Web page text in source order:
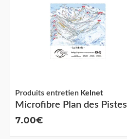
Microfibre Plan des Pistes
Produits entretien Kelnet
7.00